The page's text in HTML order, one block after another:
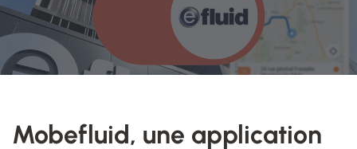
Mobefluid, une application